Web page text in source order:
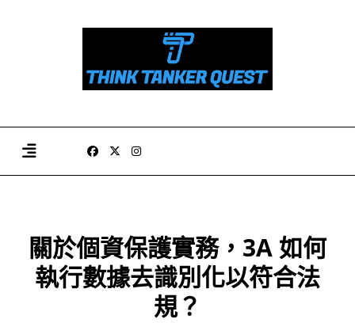
關於個資保護實務，3A 如何
執行數據去識別化以符合法
規？